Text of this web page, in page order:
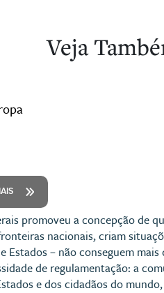
Veja
promoveu a concepção de
nacionais, criam
Estados – não conseguem
de regulamentação: a
e dos cidadãos do